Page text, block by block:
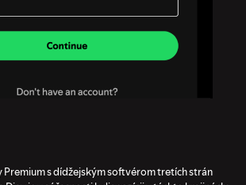
Premium s dídžejským softvérom tretích strán